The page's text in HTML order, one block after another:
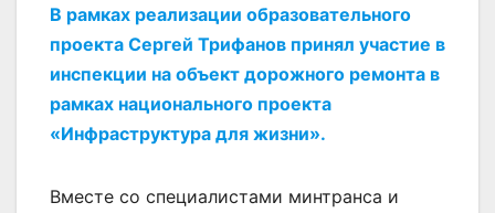
В рамках реализации образовательного
проекта Сергей Трифанов принял участие в
инспекции на объект дорожного ремонта в
рамках национального проекта
«Инфраструктура для жизни».
Вместе со специалистами минтранса и